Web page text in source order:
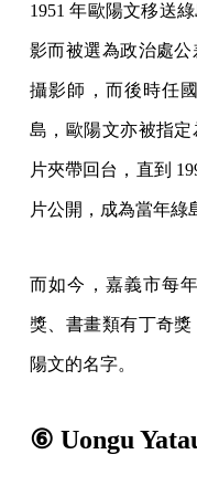
1951 年歐陽文移送
影而被選為政治處
攝影師，而後時任
島，歐陽文亦被指
片夾帶回台，直到
片公開，成為當年綠
而如今，嘉義市每
獎、書畫類有丁奇
陽文的名字。
⑥ Uongu